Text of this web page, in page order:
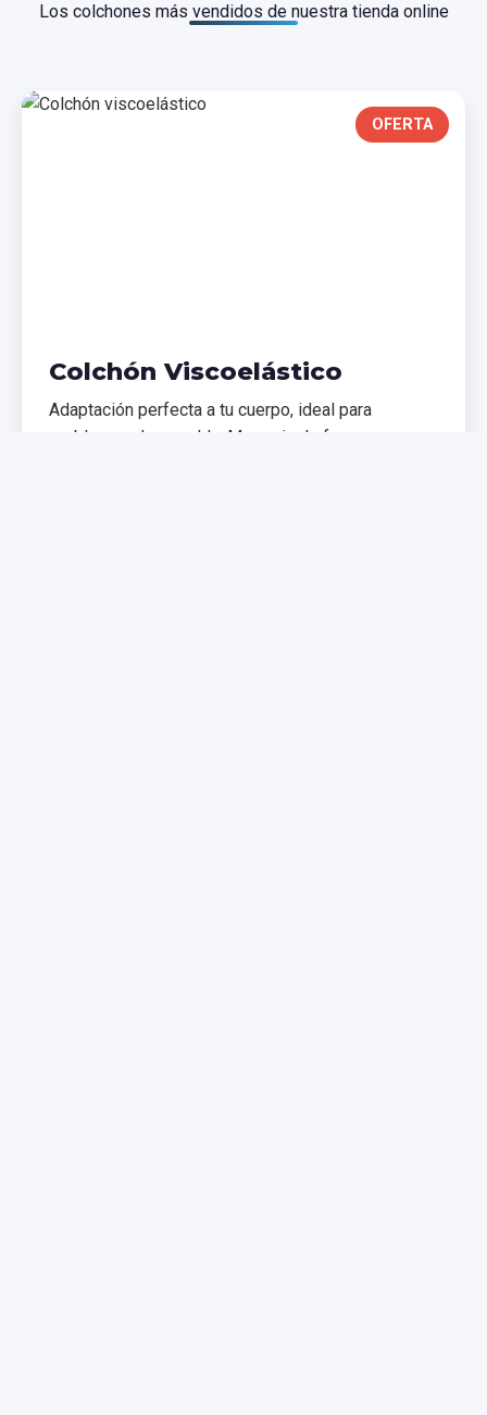
Los colchones más vendidos de nuestra tienda online
OFERTA
Colchón Viscoelástico
Adaptación perfecta a tu cuerpo, ideal para
problemas de espalda. Memoria de forma que